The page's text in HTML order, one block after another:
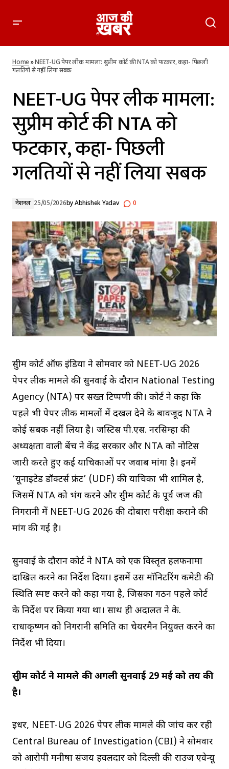
पिछली गलतियों से नहीं लिया सबक
Home»NEET-UG पेपर लीक मामला: सुप्रीम कोर्ट की NTA को फटकार, कहा- पिछली
गलतियों से नहीं लिया सबक
NEET-UG पेपर लीक मामला:
सुप्रीम कोर्ट की NTA को
फटकार, कहा- पिछली
गलतियों से नहीं लिया सबक
नेशनल 25/05/2026byAbhishek Yadav 0
सुप्रीम कोर्ट ऑफ़ इंडिया ने सोमवार को NEET-UG 2026
पेपर लीक मामले की सुनवाई के दौरान National Testing
Agency (NTA) पर सख्त टिप्पणी की। कोर्ट ने कहा कि
पहले भी पेपर लीक मामलों में दखल देने के बावजूद NTA ने
कोई सबक नहीं लिया है। जस्टिस पी.एस. नरसिम्हा की
अध्यक्षता वाली बेंच ने केंद्र सरकार और NTA को नोटिस
जारी करते हुए कई याचिकाओं पर जवाब मांगा है। इनमें
‘यूनाइटेड डॉक्टर्स फ्रंट’ (UDF) की याचिका भी शामिल है,
जिसमें NTA को भंग करने और सुप्रीम कोर्ट के पूर्व जज की
निगरानी में NEET-UG 2026 की दोबारा परीक्षा कराने की
मांग की गई है।
सुनवाई के दौरान कोर्ट ने NTA को एक विस्तृत हलफनामा
दाखिल करने का निर्देश दिया। इसमें उस मॉनिटरिंग कमेटी की
स्थिति स्पष्ट करने को कहा गया है, जिसका गठन पहले कोर्ट
के निर्देश पर किया गया था। साथ ही अदालत ने के.
राधाकृष्णन को निगरानी समिति का चेयरमैन नियुक्त करने का
निर्देश भी दिया।
सुप्रीम कोर्ट ने मामले की अगली सुनवाई 29 मई को तय की
है।
इधर, NEET-UG 2026 पेपर लीक मामले की जांच कर रही
Central Bureau of Investigation (CBI) ने सोमवार
को आरोपी मनीषा संजय हवलदार को दिल्ली की राउज एवेन्यू